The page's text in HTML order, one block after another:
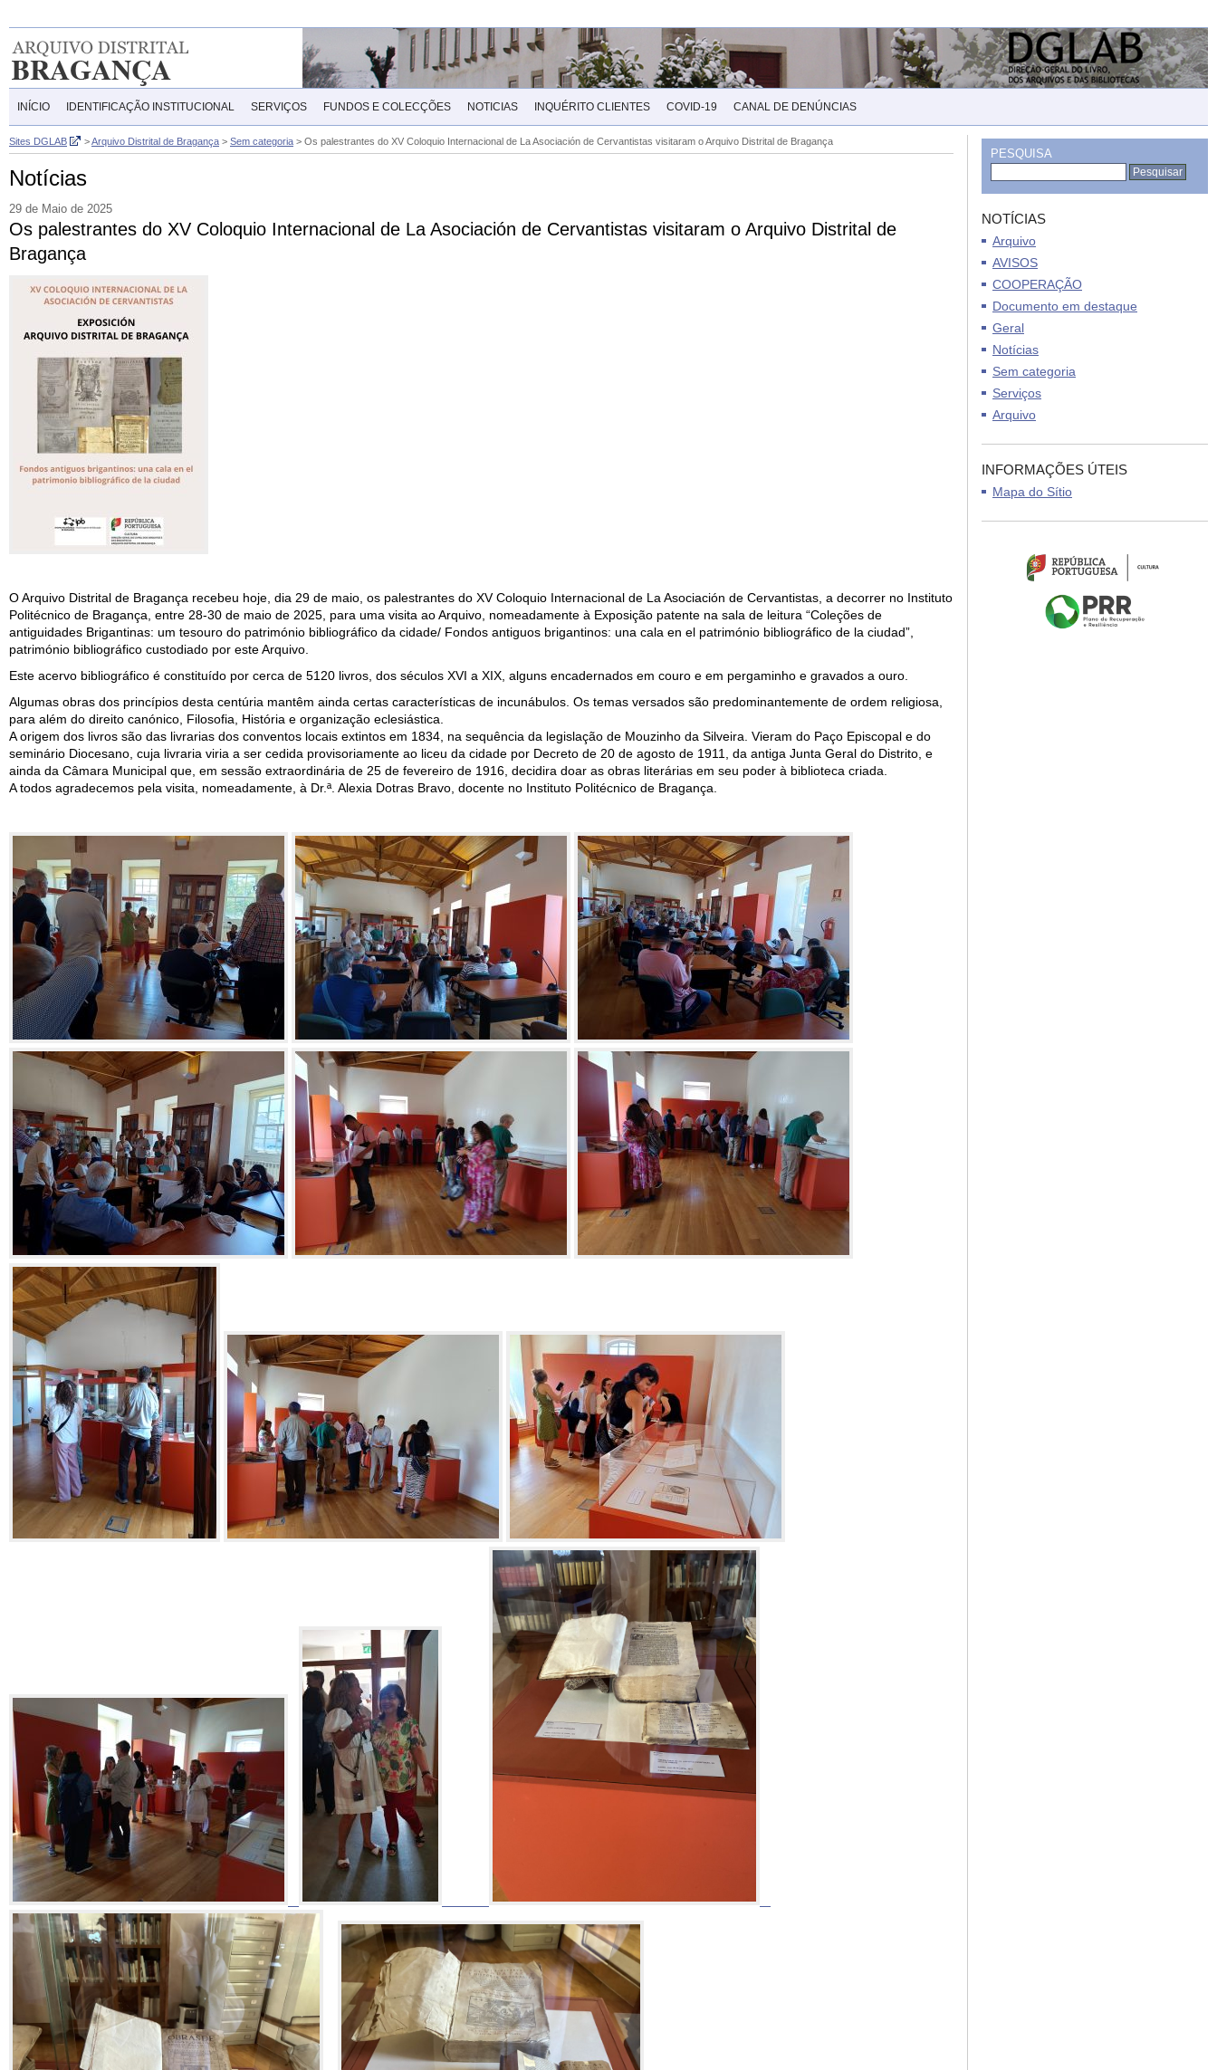
INÍCIO IDENTIFICAÇÃO INSTITUCIONAL SERVIÇOS FUNDOS E COLECÇÕES NOTICIAS INQUÉRITO CLIENTES COVID-19 CANAL DE DENÚNCIAS
Sites DGLAB >Arquivo Distrital de Bragança > Sem categoria > Os palestrantes do XV Coloquio Internacional de La Asociación de Cervantistas visitaram o Arquivo Distrital de Bragança
Notícias
29 de Maio de 2025
Os palestrantes do XV Coloquio Internacional de La Asociación de Cervantistas visitaram o Arquivo Distrital de
Bragança
O Arquivo Distrital de Bragança recebeu hoje, dia 29 de maio, os palestrantes do XV Coloquio Internacional de La Asociación de Cervantistas, a decorrer no Instituto
Politécnico de Bragança, entre 28-30 de maio de 2025, para uma visita ao Arquivo, nomeadamente à Exposição patente na sala de leitura “Coleções de
antiguidades Brigantinas: um tesouro do património bibliográfico da cidade/ Fondos antiguos brigantinos: una cala en el património bibliográfico de la ciudad”,
património bibliográfico custodiado por este Arquivo.
Este acervo bibliográfico é constituído por cerca de 5120 livros, dos séculos XVI a XIX, alguns encadernados em couro e em pergaminho e gravados a ouro.
Algumas obras dos princípios desta centúria mantêm ainda certas características de incunábulos. Os temas versados são predominantemente de ordem religiosa,
para além do direito canónico, Filosofia, História e organização eclesiástica.
A origem dos livros são das livrarias dos conventos locais extintos em 1834, na sequência da legislação de Mouzinho da Silveira. Vieram do Paço Episcopal e do
seminário Diocesano, cuja livraria viria a ser cedida provisoriamente ao liceu da cidade por Decreto de 20 de agosto de 1911, da antiga Junta Geral do Distrito, e
ainda da Câmara Municipal que, em sessão extraordinária de 25 de fevereiro de 1916, decidira doar as obras literárias em seu poder à biblioteca criada.
A todos agradecemos pela visita, nomeadamente, à Dr.ª. Alexia Dotras Bravo, docente no Instituto Politécnico de Bragança.
PESQUISA
NOTÍCIAS
Arquivo
AVISOS
COOPERAÇÃO
Documento em destaque
Geral
Notícias
Sem categoria
Serviços
Arquivo
INFORMAÇÕES ÚTEIS
Mapa do Sítio